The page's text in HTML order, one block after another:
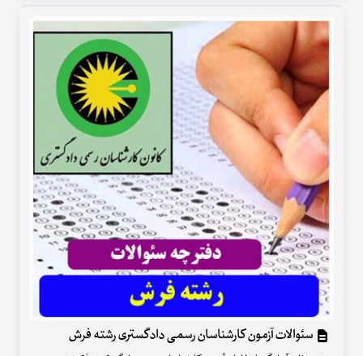
سئوالات آزمون کارشناسان رسمی دادگستری رشته فرش